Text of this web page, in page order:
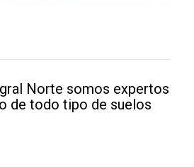
Norte somos expertos
de todo tipo de suelos